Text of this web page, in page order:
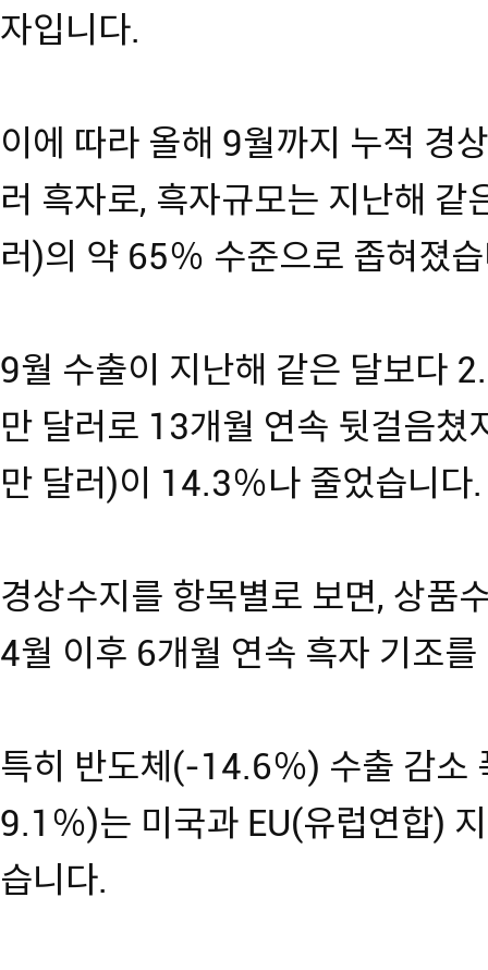
자입니다.
이에 따라 올해 9월까지 누적 경
러 흑자로, 흑자규모는 지난해
러)의 약 65％ 수준으로 좁혀졌
9월 수출이 지난해 같은 달보다
만 달러로 13개월 연속 뒷걸음
만 달러)이 14.3％나 줄었습니다.
경상수지를 항목별로 보면, 상품
4월 이후 6개월 연속 흑자 기조
특히 반도체(-14.6％) 수출 감소
9.1％)는 미국과 EU(유럽연합)
습니다.